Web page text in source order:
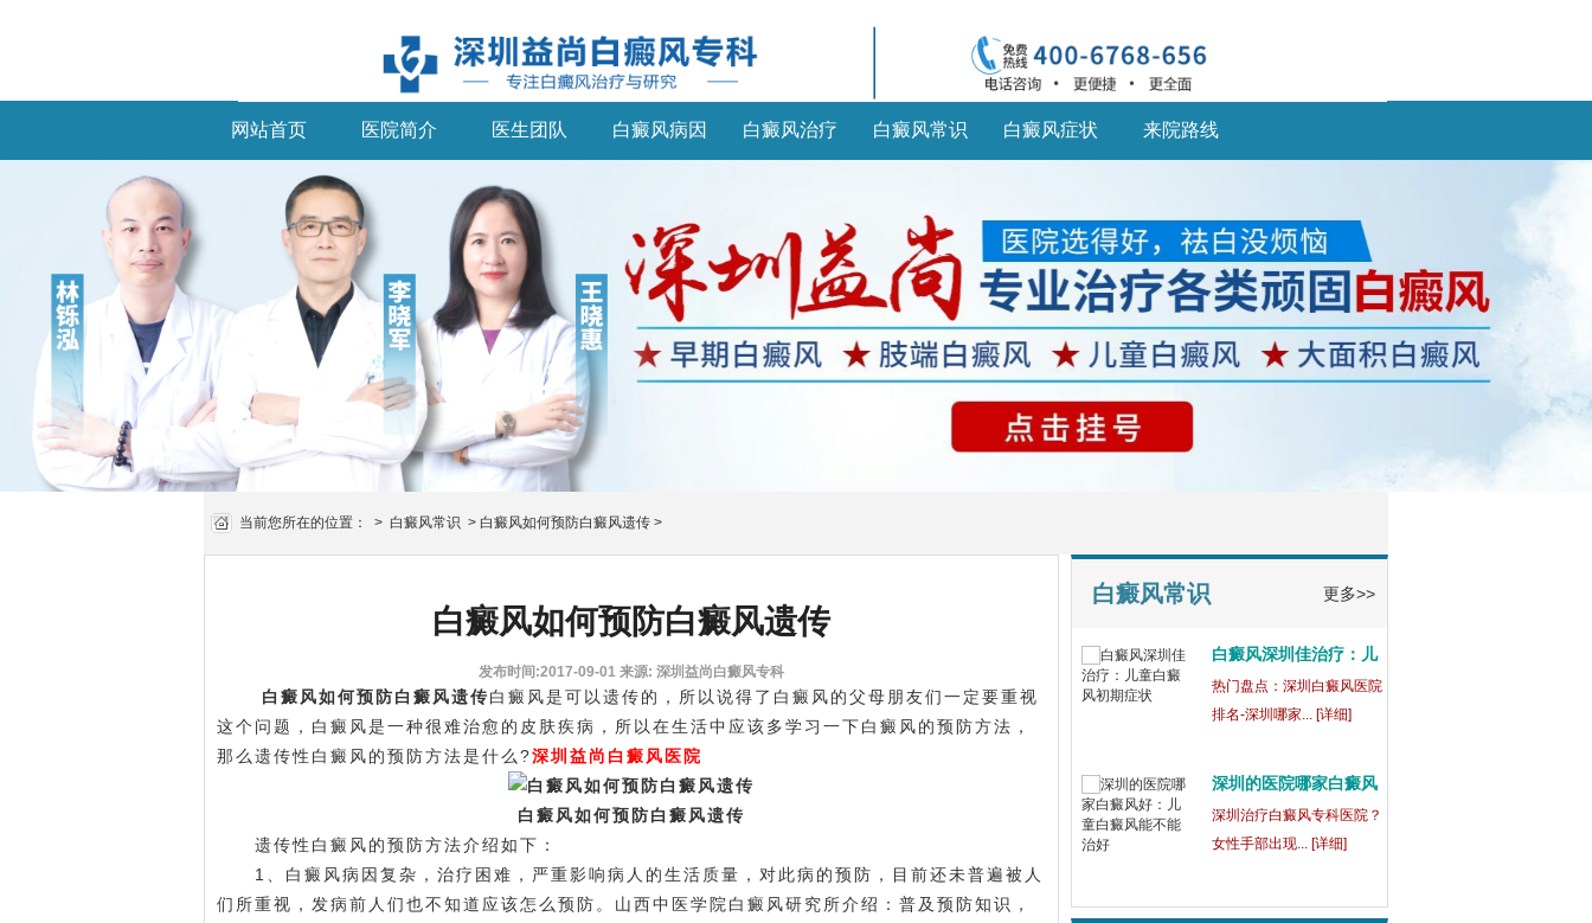
网站首页 医院简介 医生团队 白癜风病因 白癜风治疗 白癜风常识 白癜风症状 来院路线
当前您所在的位置： > 白癜风常识 > 白癜风如何预防白癜风遗传 >
白癜风如何预防白癜风遗传
发布时间:2017-09-01 来源: 深圳益尚白癜风专科
白癜风如何预防白癜风遗传白癜风是可以遗传的，所以说得了白癜风的父母朋友们一定要重视
这个问题，白癜风是一种很难治愈的皮肤疾病，所以在生活中应该多学习一下白癜风的预防方法，
那么遗传性白癜风的预防方法是什么?深圳益尚白癜风医院
白癜风如何预防白癜风遗传
遗传性白癜风的预防方法介绍如下：
1、白癜风病因复杂，治疗困难，严重影响病人的生活质量，对此病的预防，目前还未普遍被人
们所重视，发病前人们也不知道应该怎么预防。山西中医学院白癜风研究所介绍：普及预防知识，
白癜风常识 更多>>
【健康指南】深圳中医白癜
风医院[三强公... [详细]
白癜风深圳佳治疗：儿
热门盘点：深圳白癜风医院
排名-深圳哪家... [详细]
深圳的医院哪家白癜风
深圳治疗白癜风专科医院？
女性手部出现... [详细]